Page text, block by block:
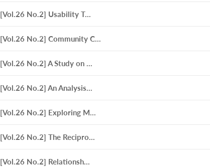
[Vol.26 No.2] Usability T...
[Vol.26 No.2] Community C...
[Vol.26 No.2] A Study on ...
[Vol.26 No.2] An Analysis...
[Vol.26 No.2] Exploring M...
[Vol.26 No.2] The Recipro...
[Vol.26 No.2] Relationsh...